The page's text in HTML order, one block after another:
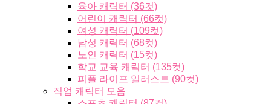
육아 캐릭터 (36컷)
어린이 캐릭터 (66컷)
여성 캐릭터 (109컷)
남성 캐릭터 (68컷)
노인 캐릭터 (15컷)
학교 교육 캐릭터 (135컷)
피플 라이프 일러스트 (90컷)
직업 캐릭터 모음